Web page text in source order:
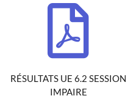
RÉSULTATS UE 6.2 SESSION
IMPAIRE